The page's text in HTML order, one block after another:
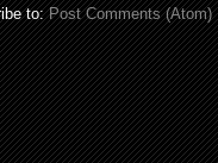
to:Post Comments (Atom)